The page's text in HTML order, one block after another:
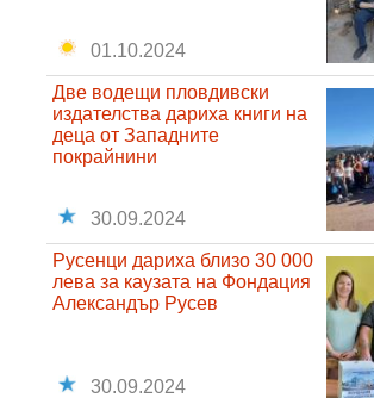
01.10.2024
Две водещи пловдивски
издателства дариха книги на
деца от Западните
покрайнини
30.09.2024
Русенци дариха близо 30 000
лева за каузата на Фондация
Александър Русев
30.09.2024